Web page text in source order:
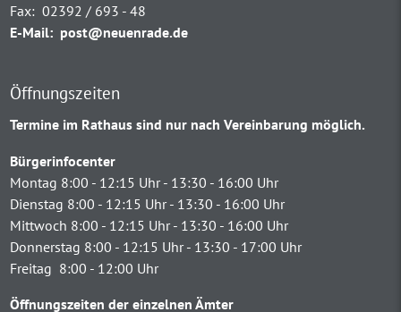
Fax: 02392 / 693 - 48
E-Mail: post@neuenrade.de
Öffnungszeiten
Termine im Rathaus sind nur nach Vereinbarung möglich.
Bürgerinfocenter
Montag 8:00 - 12:15 Uhr - 13:30 - 16:00 Uhr
Dienstag 8:00 - 12:15 Uhr - 13:30 - 16:00 Uhr
Mittwoch 8:00 - 12:15 Uhr - 13:30 - 16:00 Uhr
Donnerstag 8:00 - 12:15 Uhr - 13:30 - 17:00 Uhr
Freitag 8:00 - 12:00 Uhr
Öffnungszeiten der einzelnen Ämter